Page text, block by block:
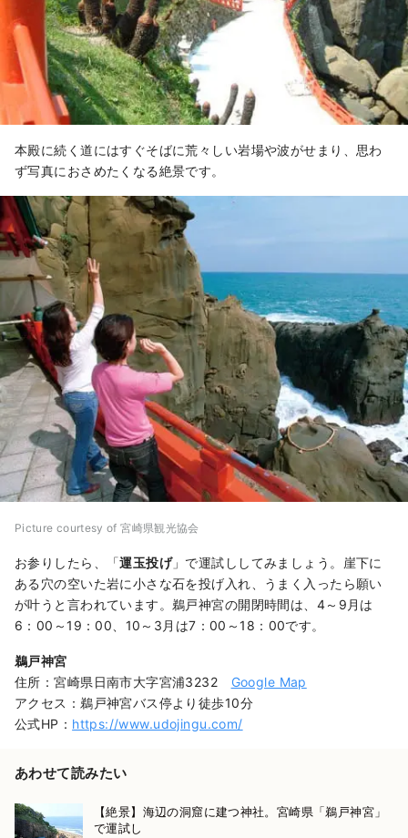
本殿に続く道にはすぐそばに荒々しい岩場や波がせまり、思わ
ず写真におさめたくなる絶景です。
Picture courtesy of 宮崎県観光協会
お参りしたら、「運玉投げ」で運試ししてみましょう。崖下に
ある穴の空いた岩に小さな石を投げ入れ、うまく入ったら願い
が叶うと言われています。鵜戸神宮の開閉時間は、4～9月は
6：00～19：00、10～3月は7：00～18：00です。
鵜戸神宮
住所：宮崎県日南市大字宮浦3232 Google Map
アクセス：鵜戸神宮バス停より徒歩10分
公式HP： https://www.udojingu.com/
あわせて読みたい
【絶景】海辺の洞窟に建つ神社。宮崎県「鵜戸神宮」
で運試し